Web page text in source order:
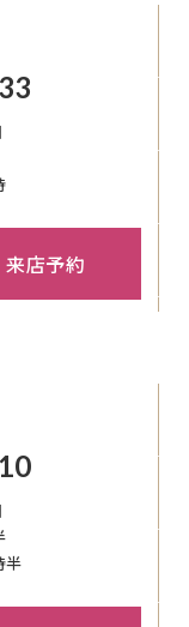
来店予約
半